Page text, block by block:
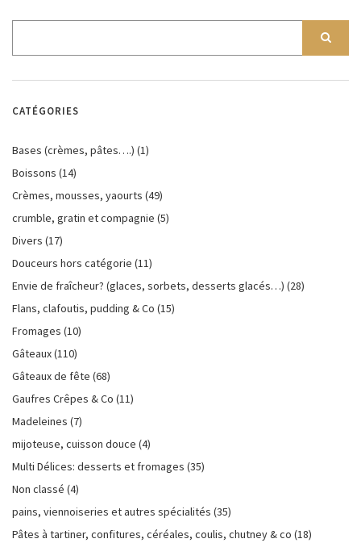
CATÉGORIES
Bases (crèmes, pâtes….) (1)
Boissons (14)
Crèmes, mousses, yaourts (49)
crumble, gratin et compagnie (5)
Divers (17)
Douceurs hors catégorie (11)
Envie de fraîcheur? (glaces, sorbets, desserts glacés…) (28)
Flans, clafoutis, pudding & Co (15)
Fromages (10)
Gâteaux(110)
Gâteaux de fête (68)
Gaufres Crêpes & Co (11)
Madeleines (7)
mijoteuse, cuisson douce (4)
Multi Délices: desserts et fromages (35)
Non classé (4)
pains, viennoiseries et autres spécialités (35)
Pâtes à tartiner, confitures, céréales, coulis, chutney & co (18)